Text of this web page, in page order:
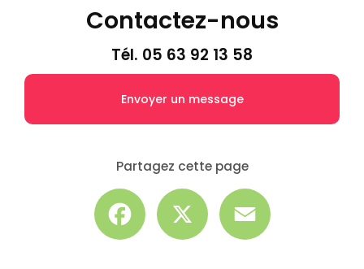
Contactez-nous
Tél. 05 63 92 13 58
Envoyer un message
Partagez cette page
Facebook